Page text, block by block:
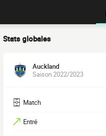
Stats globales
Auckland
Saison 2022/2023
Match
Entré